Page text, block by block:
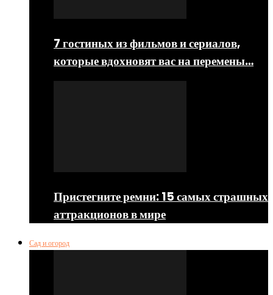
7 гостиных из фильмов и сериалов,
которые вдохновят вас на перемены…
Пристегните ремни: 15 самых страшных
аттракционов в мире
Сад и огород